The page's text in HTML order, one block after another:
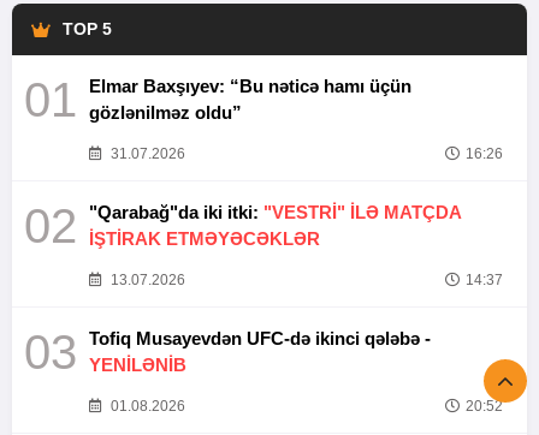
TOP 5
01
Elmar Baxşıyev: “Bu nəticə hamı üçün
gözlənilməz oldu”
31.07.2026 16:26
02 "Qarabağ"da iki itki: "VESTRİ" İLƏ MATÇDA
İŞTİRAK ETMƏYƏCƏKLƏR
13.07.2026 14:37
03
Tofiq Musayevdən UFC-də ikinci qələbə -
YENİLƏNİB
01.08.2026 20:52